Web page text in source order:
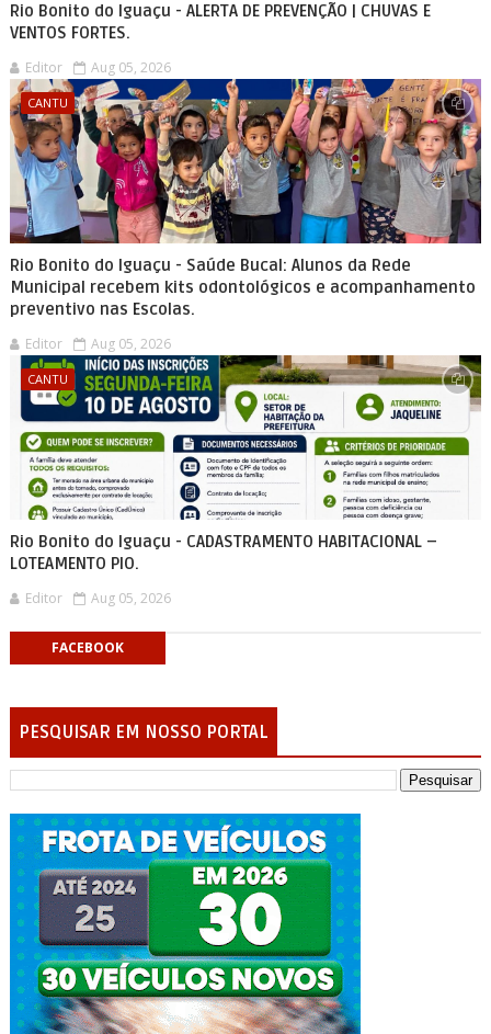
Rio Bonito do Iguaçu - ALERTA DE PREVENÇÃO | CHUVAS E
VENTOS FORTES.
Editor Aug 05, 2026
CANTU
Rio Bonito do Iguaçu - Saúde Bucal: Alunos da Rede
Municipal recebem kits odontológicos e acompanhamento
preventivo nas Escolas.
Editor Aug 05, 2026
CANTU
Rio Bonito do Iguaçu - CADASTRAMENTO HABITACIONAL –
LOTEAMENTO PIO.
Editor Aug 05, 2026
FACEBOOK
PESQUISAR EM NOSSO PORTAL